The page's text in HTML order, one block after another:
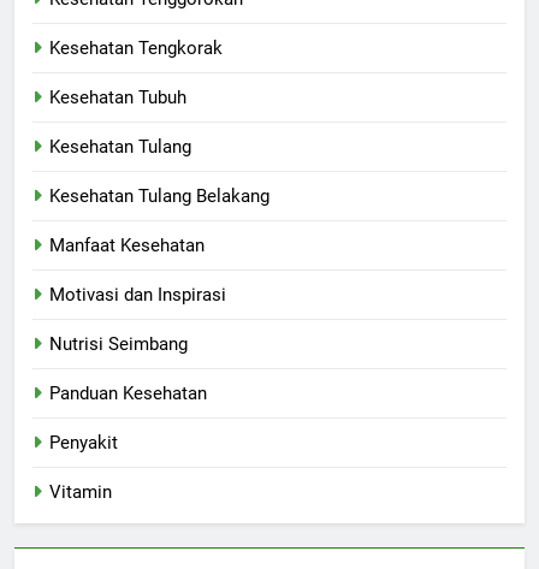
Kesehatan Tengkorak
Kesehatan Tubuh
Kesehatan Tulang
Kesehatan Tulang Belakang
Manfaat Kesehatan
Motivasi dan Inspirasi
Nutrisi Seimbang
Panduan Kesehatan
Penyakit
Vitamin